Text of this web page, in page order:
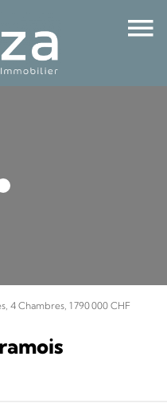
4 Chambres, 1 790 000 CHF